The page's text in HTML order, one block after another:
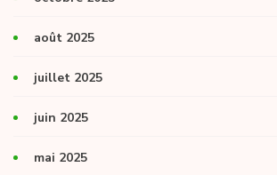
août 2025
juillet 2025
juin 2025
mai 2025